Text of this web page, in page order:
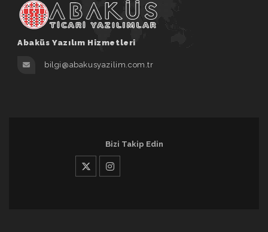
Abaküs Yazılım Hizmetleri
bilgi@abakusyazilim.com.tr
Bizi Takip Edin